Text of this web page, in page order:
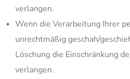
verlangen.
Wenn die Verarbeitung Ihrer
unrechtmäßig geschah/
Löschung die Einschränkung
verlangen.